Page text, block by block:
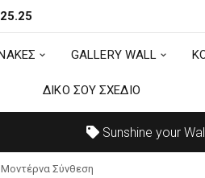
ΔΙΚΟ ΣΟΥ ΣΧΕΔΙΟ
GALLERY WALL
ΔΙΚΟ ΣΟΥ ΣΧΕΔΙΟ
Sunshine your
Σύνθεση